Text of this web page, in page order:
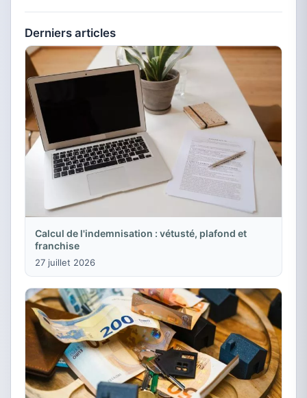
Derniers articles
Calcul de l'indemnisation : vétusté, plafond et
franchise
27 juillet 2026